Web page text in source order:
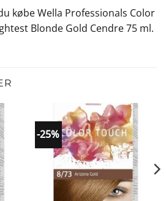
købe Wella Professionals Color
Blonde Gold Cendre 75 ml.
-25%